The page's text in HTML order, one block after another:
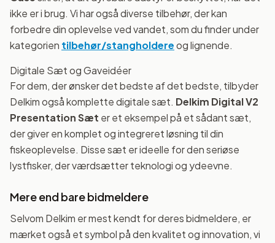
ikke er i brug. Vi har også diverse tilbehør, der kan
forbedre din oplevelse ved vandet, som du finder under
kategorien tilbehør/stangholdereog lignende.
Digitale Sæt og Gaveidéer
For dem, der ønsker det bedste af det bedste, tilbyder
Delkim også komplette digitale sæt. Delkim Digital V2
Presentation Sæt er et eksempel på et sådant sæt,
der giver en komplet og integreret løsning til din
fiskeoplevelse. Disse sæt er ideelle for den seriøse
lystfisker, der værdsætter teknologi og ydeevne.
Mere end bare bidmeldere
Selvom Delkim er mest kendt for deres bidmeldere, er
mærket også et symbol på den kvalitet og innovation, vi